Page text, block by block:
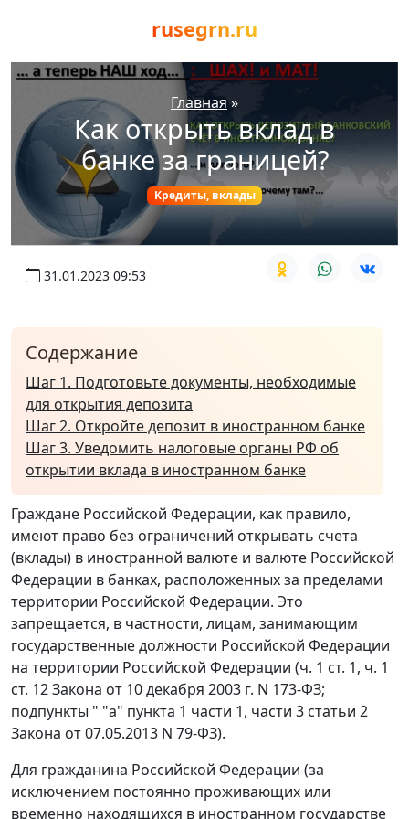
rusegrn.ru
Главная »
Как открыть вклад в
банке за границей?
Кредиты, вклады
31.01.2023 09:53
Содержание
Шаг 1. Подготовьте документы, необходимые
для открытия депозита
Шаг 2. Откройте депозит в иностранном банке
Шаг 3. Уведомить налоговые органы РФ об
открытии вклада в иностранном банке
Граждане Российской Федерации, как правило,
имеют право без ограничений открывать счета
(вклады) в иностранной валюте и валюте Российской
Федерации в банках, расположенных за пределами
территории Российской Федерации. Это
запрещается, в частности, лицам, занимающим
государственные должности Российской Федерации
на территории Российской Федерации (ч. 1 ст. 1, ч. 1
ст. 12 Закона от 10 декабря 2003 г. N 173-ФЗ;
подпункты " "а" пункта 1 части 1, части 3 статьи 2
Закона от 07.05.2013 N 79-ФЗ).
Для гражданина Российской Федерации (за
исключением постоянно проживающих или
временно находящихся в иностранном государстве